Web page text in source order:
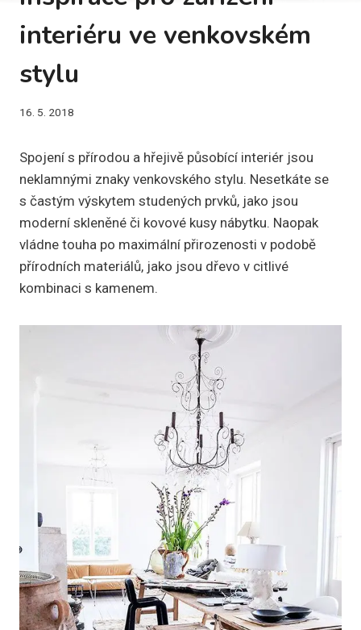
interiéru ve venkovském
stylu
16. 5. 2018
Spojení s přírodou a hřejivě působící interiér jsou
neklamnými znaky venkovského stylu. Nesetkáte se
s častým výskytem studených prvků, jako jsou
moderní skleněné či kovové kusy nábytku. Naopak
vládne touha po maximální přirozenosti v podobě
přírodních materiálů, jako jsou dřevo v citlivé
kombinaci s kamenem.